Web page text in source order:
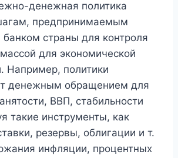
денежная политика
предпринимаемым
страны для контроля
для экономической
Например, политики
денежным обращением для
ВВП, стабильности
такие инструменты, как
резервы, облигации и т.
инфляции, процентных